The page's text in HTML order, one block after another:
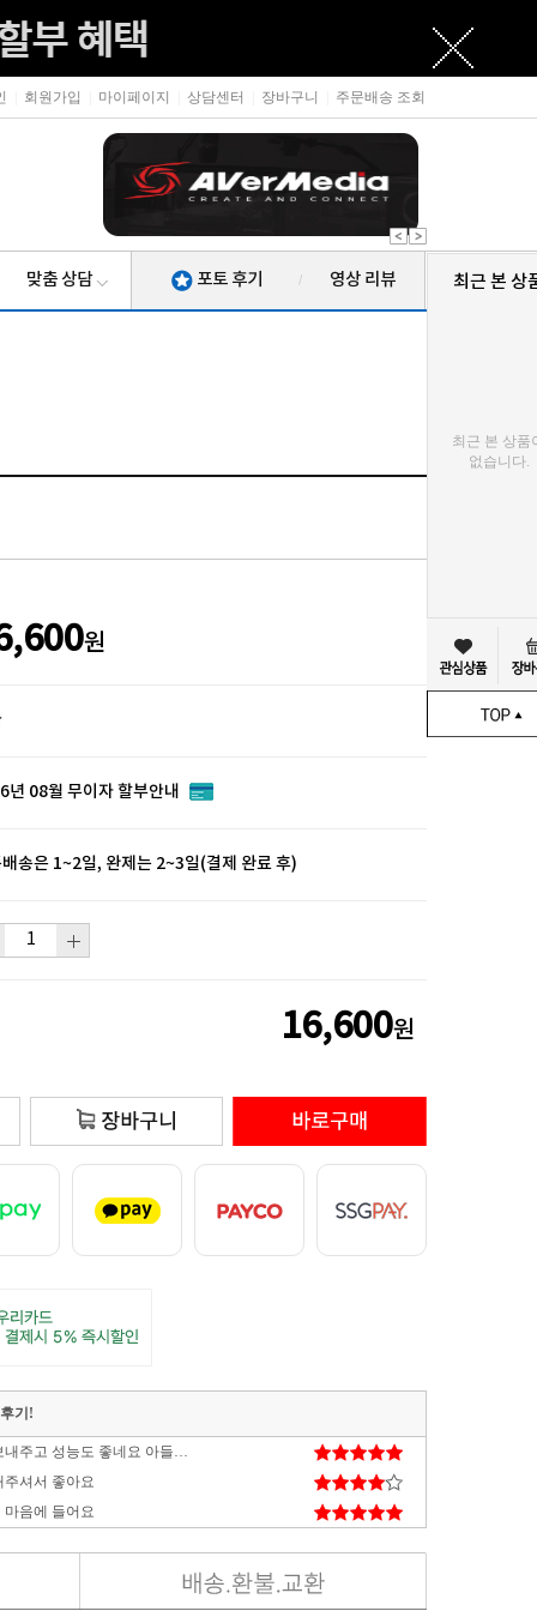
회원가입 마이페이지 상담센터 장바구니 주문배송 조회
맞춤 상담 포토 후기 영상 리뷰
/
원
년 08월 무이자 할부안내
송은 1~2일, 완제는 2~3일(결제 완료 후)
16,600원
기!
배송도 튼튼하게 보내주고 성능도 좋네요 아들이 대만족
주셔서 좋아요
음에 들어요
최근 본 상
최근 본 상품
없습니다.